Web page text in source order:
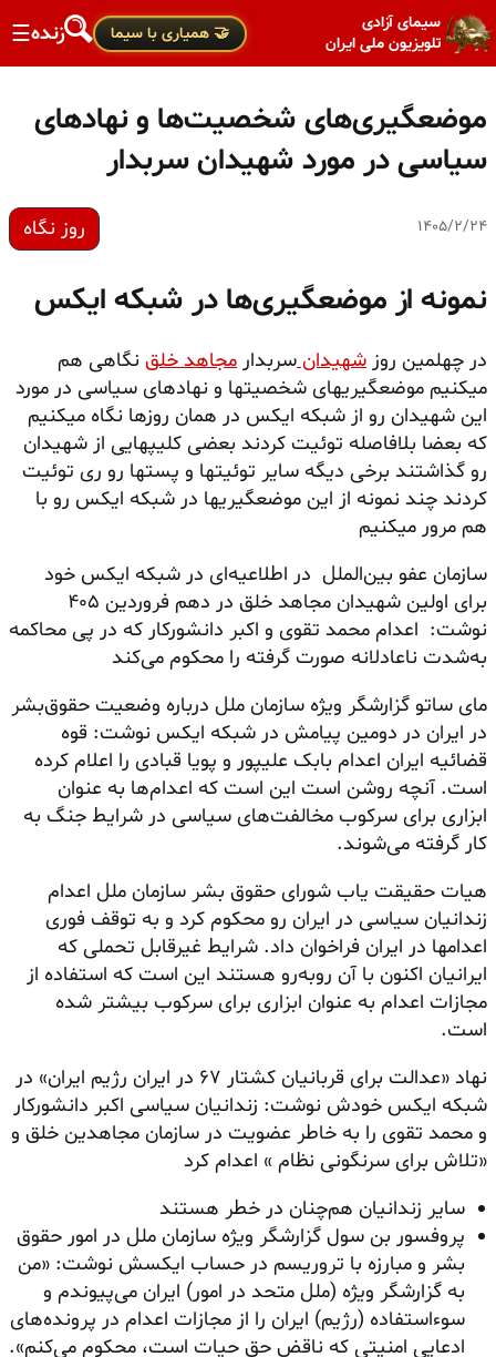
سیمای آزادی
تلویزیون ملی ایران
🤝 همیاری با سیما زنده☰
موضعگیری‌های شخصیت‌ها و نهادهای
سیاسی در مورد شهیدان سربدار
۱۴۰۵/۲/۲۴ روز نگاه
نمونه از موضعگیری‌ها در شبکه ایکس
در چهلمین روز شهیدانسربدار مجاهد خلق نگاهی هم
میکنیم موضعگیریهای شخصیتها و نهادهای سیاسی در مورد
این شهیدان رو از شبکه ایکس در همان روزها نگاه میکنیم
که بعضا بلافاصله توئیت کردند بعضی کلیپهایی از شهیدان
رو گذاشتند برخی دیگه سایر توئیتها و پستها رو ری توئیت
کردند چند نمونه از این موضعگیریها در شبکه ایکس رو با
هم مرور میکنیم
سازمان عفو بین‌الملل در اطلاعیه‌ای در شبکه ایکس خود
برای اولین شهیدان مجاهد خلق در دهم فروردین ۴۰۵
نوشت: اعدام محمد تقوی و اکبر دانشورکار که در پی محاکمه
به‌شدت ناعادلانه صورت گرفته را محکوم می‌کند
مای ساتو گزارشگر ویژه سازمان ملل درباره وضعیت حقوق‌بشر
در ایران در دومین پیامش در شبکه ایکس نوشت: قوه
قضائیه ایران اعدام بابک علیپور و پویا قبادی را اعلام کرده
است. آنچه روشن است این است که اعدام‌ها به عنوان
ابزاری برای سرکوب مخالفت‌های سیاسی در شرایط جنگ به
کار گرفته می‌شوند.
هیات حقیقت یاب شورای حقوق بشر سازمان ملل اعدام
زندانیان سیاسی در ایران رو محکوم کرد و به توقف فوری
اعدامها در ایران فراخوان داد. شرایط غیرقابل تحملی که
ایرانیان اکنون با آن روبه‌رو هستند این است که استفاده از
مجازات اعدام به عنوان ابزاری برای سرکوب بیشتر شده
است.
نهاد «عدالت برای قربانیان کشتار ۶۷ در ایران رژیم ایران» در
شبکه ایکس خودش نوشت: زندانیان سیاسی اکبر دانشورکار
و محمد تقوی را به خاطر عضویت در سازمان مجاهدین خلق و
«تلاش برای سرنگونی نظام » اعدام کرد
سایر زندانیان هم‌چنان در خطر هستند
پروفسور بن سول گزارشگر ویژه سازمان ملل در امور حقوق
بشر و مبارزه با تروریسم در حساب ایکسش نوشت: «من
به گزارشگر ویژه (ملل متحد در امور) ایران می‌پیوندم و
سوءاستفاده (رژیم) ایران را از مجازات اعدام در پرونده‌های
ادعایی امنیتی که ناقض حق حیات است، محکوم می‌کنم».